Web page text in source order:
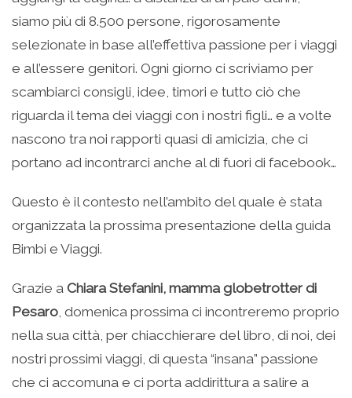
siamo più di 8.500 persone, rigorosamente
selezionate in base all’effettiva passione per i viaggi
e all’essere genitori. Ogni giorno ci scriviamo per
scambiarci consigli, idee, timori e tutto ciò che
riguarda il tema dei viaggi con i nostri figli… e a volte
nascono tra noi rapporti quasi di amicizia, che ci
portano ad incontrarci anche al di fuori di facebook…
Questo è il contesto nell’ambito del quale è stata
organizzata la prossima presentazione della guida
Bimbi e Viaggi.
Grazie a Chiara Stefanini, mamma globetrotter di
Pesaro , domenica prossima ci incontreremo proprio
nella sua città, per chiacchierare del libro, di noi, dei
nostri prossimi viaggi, di questa “insana” passione
che ci accomuna e ci porta addirittura a salire a